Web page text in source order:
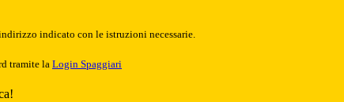
indicato con le istruzioni necessarie.
tramite la Login Spaggiari